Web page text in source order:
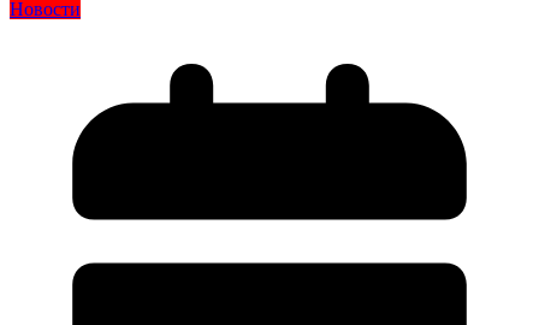
Новости